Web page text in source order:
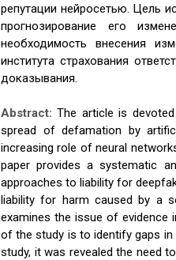
репутации нейросетью. Цель
прогнозирование его
необходимость внесения
института страхования
доказывания.
Abstract:The article is
spread of defamation by
increasing role of neural
paper provides a systematic
approaches to liability for
liability for harm caused by a
examines the issue of evidence
of the study is to identify gaps
study, it was revealed the need